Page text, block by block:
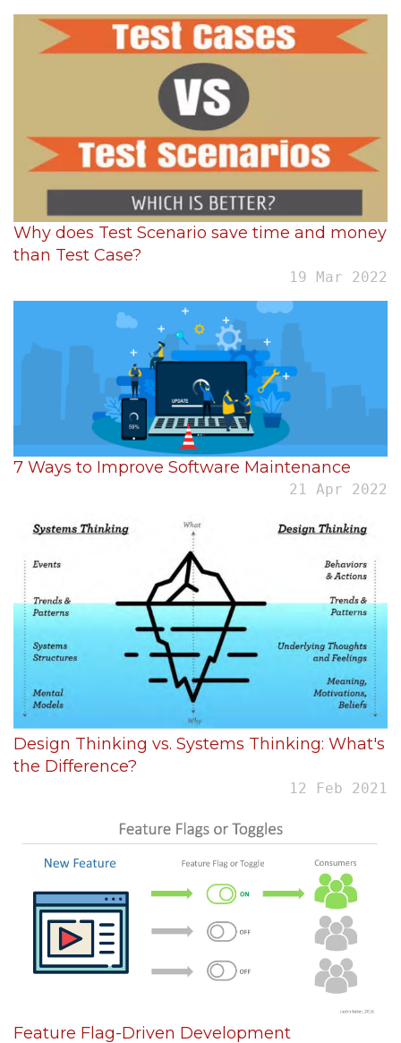
Why does Test Scenario save time and money
than Test Case?
19 Mar 2022
7 Ways to Improve Software Maintenance
21 Apr 2022
Design Thinking vs. Systems Thinking: What's
the Difference?
12 Feb 2021
Feature Flag-Driven Development